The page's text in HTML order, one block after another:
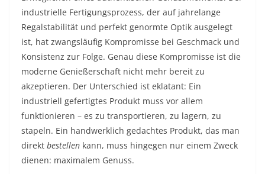
industrielle Fertigungsprozess, der auf jahrelange
Regalstabilität und perfekt genormte Optik ausgelegt
ist, hat zwangsläufig Kompromisse bei Geschmack und
Konsistenz zur Folge. Genau diese Kompromisse ist die
moderne Genießerschaft nicht mehr bereit zu
akzeptieren. Der Unterschied ist eklatant: Ein
industriell gefertigtes Produkt muss vor allem
funktionieren – es zu transportieren, zu lagern, zu
stapeln. Ein handwerklich gedachtes Produkt, das man
direkt bestellen kann, muss hingegen nur einem Zweck
dienen: maximalem Genuss.